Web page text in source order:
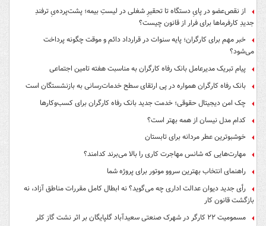
از نقص‌عضو در پایِ دستگاه تا تحقیرِ شغلی در لیستِ بیمه؛ پشت‌پرده‌یِ ترفندِ
جدیدِ کارفرماها برای فرار از قانون چیست؟
خبر مهم برای کارگران؛ پایه سنوات در قرارداد دائم و موقت چگونه پرداخت
می‌شود؟
پیام تبریک مدیرعامل بانک رفاه کارگران به مناسبت هفته تامین اجتماعی
بانک رفاه کارگران همواره در پی ارتقای سطح خدمات‌رسانی به بازنشستگان است
چک امن دیجیتال حقوقی؛ خدمت جدید بانک رفاه کارگران برای کسب‌وکارها
کدام مدل نیسان از همه بهتر است؟
خوشبوترین عطر مردانه برای تابستان
مهارت‌هایی که شانس مهاجرت کاری را بالا می‌برند کدامند؟
راهنمای انتخاب بهترین سروو موتور برای پروژه شما
رأی جدید دیوان عدالت اداری چه می‌گوید؟ نه ابطال کامل مقررات مناطق آزاد، نه
بازگشت قانون کار
مسمومیت ۲۲ کارگر در شهرک صنعتی سعیدآباد گلپایگان بر اثر نشت گاز کلر